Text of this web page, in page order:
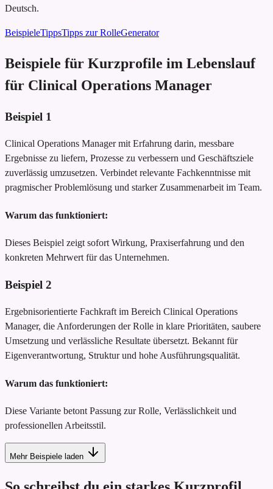
Deutsch.
BeispieleTippsTipps zur RolleGenerator
Beispiele für Kurzprofile im Lebenslauf
für Clinical Operations Manager
Beispiel 1
Clinical Operations Manager mit Erfahrung darin, messbare
Ergebnisse zu liefern, Prozesse zu verbessern und Geschäftsziele
zuverlässig umzusetzen. Verbindet relevante Fachkenntnisse mit
pragmischer Problemlösung und starker Zusammenarbeit im Team.
Warum das funktioniert:
Dieses Beispiel zeigt sofort Wirkung, Praxiserfahrung und den
konkreten Mehrwert für das Unternehmen.
Beispiel 2
Ergebnisorientierte Fachkraft im Bereich Clinical Operations
Manager, die Anforderungen der Rolle in klare Prioritäten, saubere
Umsetzung und verlässliche Resultate übersetzt. Bekannt für
Eigenverantwortung, Struktur und hohe Ausführungsqualität.
Warum das funktioniert:
Diese Variante betont Passung zur Rolle, Verlässlichkeit und
professionellen Arbeitsstil.
Mehr Beispiele laden